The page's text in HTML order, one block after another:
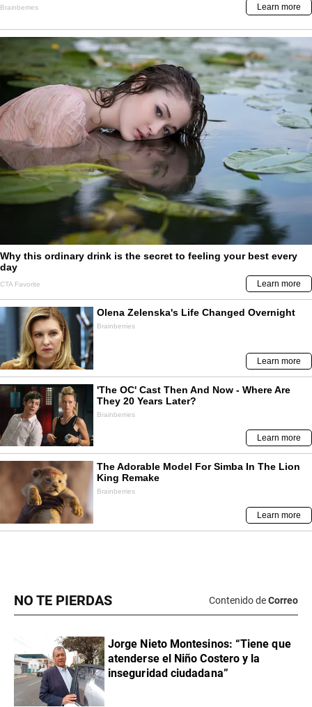
NO TE PIERDAS Contenido deCorreo
Jorge Nieto Montesinos: “Tiene que
atenderse el Niño Costero y la
inseguridad ciudadana”